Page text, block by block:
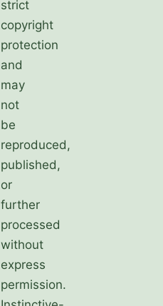
strict
copyright
protection
and
may
not
be
reproduced,
published,
or
further
processed
without
express
permission.